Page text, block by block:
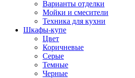
Варианты отделки
Мойки и смесители
Техника для кухни
Шкафы-купе
Цвет
Коричневые
Серые
Темные
Черные